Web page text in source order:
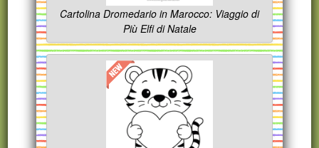
Cartolina Dromedario in Marocco: Viaggio di
Più Elfi di Natale